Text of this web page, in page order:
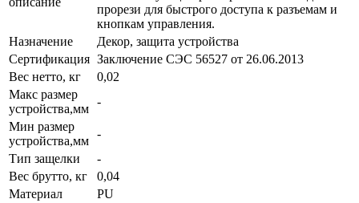
прорези для быстрого доступа к разъемам и
кнопкам управления.
Назначение
Декор, защита устройства
Сертификация Заключение СЭС 56527 от 26.06.2013
Вес нетто, кг
0,02
Макс размер
устройства,мм
-
Мин размер
устройства,мм
-
Тип защелки
-
Вес брутто, кг
0,04
Материал
PU